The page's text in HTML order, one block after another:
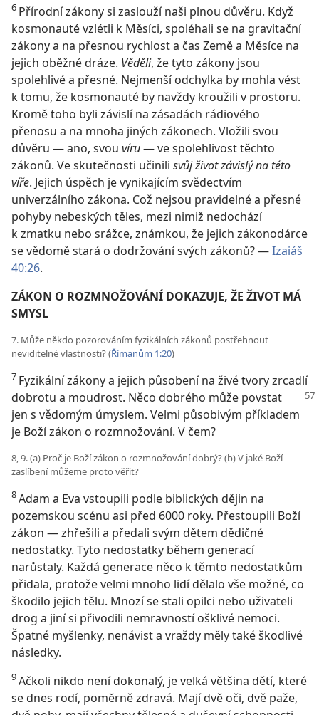
6 Přírodní zákony si zaslouží naši plnou důvěru. Když
kosmonauté vzlétli k Měsíci, spoléhali se na gravitační
zákony a na přesnou rychlost a čas Země a Měsíce na
jejich oběžné dráze. Věděli, že tyto zákony jsou
spolehlivé a přesné. Nejmenší odchylka by mohla vést
k tomu, že kosmonauté by navždy kroužili v prostoru.
Kromě toho byli závislí na zásadách rádiového
přenosu a na mnoha jiných zákonech. Vložili svou
důvěru — ano, svou víru— ve spolehlivost těchto
zákonů. Ve skutečnosti učinili svůj život závislý na této
víře. Jejich úspěch je vynikajícím svědectvím
univerzálního zákona. Což nejsou pravidelné a přesné
pohyby nebeských těles, mezi nimiž nedochází
k zmatku nebo srážce, známkou, že jejich zákonodárce
se vědomě stará o dodržování svých zákonů? —Izaiáš
40:26.
ZÁKON O ROZMNOŽOVÁNÍ DOKAZUJE, ŽE ŽIVOT MÁ
SMYSL
7. Může někdo pozorováním fyzikálních zákonů postřehnout
neviditelné vlastnosti? (Římanům 1:20)
7 Fyzikální zákony a jejich působení na živé tvory zrcadlí
dobrotu a moudrost. Něco dobrého může povstat
jen s vědomým úmyslem. Velmi působivým příkladem
je Boží zákon o rozmnožování. V čem?
8, 9. (a) Proč je Boží zákon o rozmnožování dobrý? (b) V jaké Boží
zaslíbení můžeme proto věřit?
8Adam a Eva vstoupili podle biblických dějin na
pozemskou scénu asi před 6000 roky. Přestoupili Boží
zákon — zhřešili a předali svým dětem dědičné
nedostatky. Tyto nedostatky během generací
narůstaly. Každá generace něco k těmto nedostatkům
přidala, protože velmi mnoho lidí dělalo vše možné, co
škodilo jejich tělu. Mnozí se stali opilci nebo uživateli
drog a jiní si přivodili nemravností ošklivé nemoci.
Špatné myšlenky, nenávist a vraždy měly také škodlivé
následky.
9Ačkoli nikdo není dokonalý, je velká většina dětí, které
se dnes rodí, poměrně zdravá. Mají dvě oči, dvě paže,